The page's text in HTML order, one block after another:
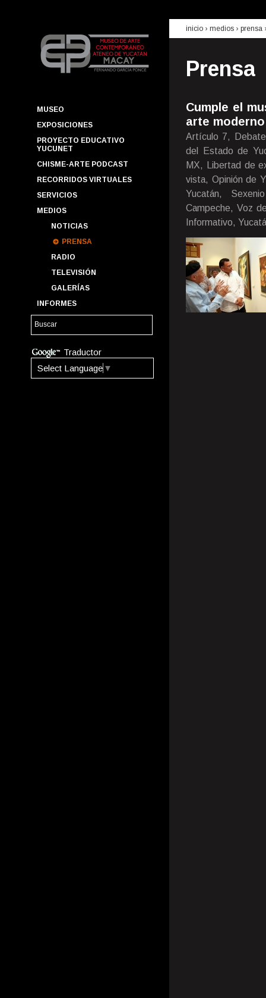
MUSEO
EXPOSICIONES
PROYECTO EDUCATIVO
YUCUNET
CHISME-ARTE PODCAST
RECORRIDOS VIRTUALES
SERVICIOS
MEDIOS
NOTICIAS
PRENSA
RADIO
TELEVISIÓN
GALERÍAS
INFORMES
Traductor
Select Language ▼
inicio › medios › prensa
Prensa
Cumple el
arte
Artículo 7,
del Estado de
MX, Libertad de
vista, Opinión de
Yucatán,
Campeche, Voz
Informativo,